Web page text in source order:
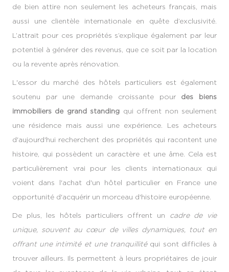
de bien attire non seulement les acheteurs français, mais
aussi une clientèle internationale en quête d’exclusivité.
L’attrait pour ces propriétés s’explique également par leur
potentiel à générer des revenus, que ce soit par la location
ou la revente après rénovation.
L'essor du marché des hôtels particuliers est également
soutenu par une demande croissante pour des biens
immobiliers de grand standing qui offrent non seulement
une résidence mais aussi une expérience. Les acheteurs
d'aujourd'hui recherchent des propriétés qui racontent une
histoire, qui possèdent un caractère et une âme. Cela est
particulièrement vrai pour les clients internationaux qui
voient dans l'achat d'un hôtel particulier en France une
opportunité d'acquérir un morceau d'histoire européenne.
De plus, les hôtels particuliers offrent un cadre de vie
unique, souvent au cœur de villes dynamiques, tout en
offrant une intimité et une tranquillitéqui sont difficiles à
trouver ailleurs. Ils permettent à leurs propriétaires de jouir